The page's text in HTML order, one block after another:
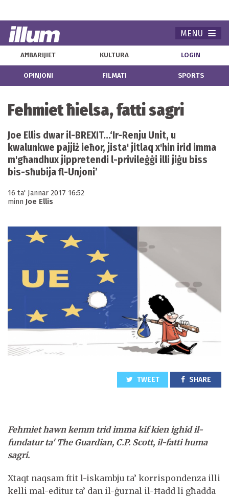
MENU
AĦBARIJIET KULTURA LOGIN
OPINJONI FILMATI SPORTS
Fehmiet ħielsa, fatti sagri
Joe Ellis dwar il-BREXIT...‘Ir-Renju Unit, u
kwalunkwe pajjiż ieħor, jista' jitlaq x'hin irid imma
m'għandhux jippretendi l-privileġġi illi jiġu biss
bis-sħubija fl-Unjoni’
16 ta' Jannar 2017 16:52
minn Joe Ellis
TWEET SHARE
Fehmiet hawn kemm trid imma kif kien ighid il-
fundatur ta' The Guardian, C.P. Scott, il-fatti huma
sagri.
Xtaqt naqsam ftit l-iskambju ta’ korrispondenza illi
kelli mal-editur ta’ dan il-ġurnal il-Ħadd li għadda